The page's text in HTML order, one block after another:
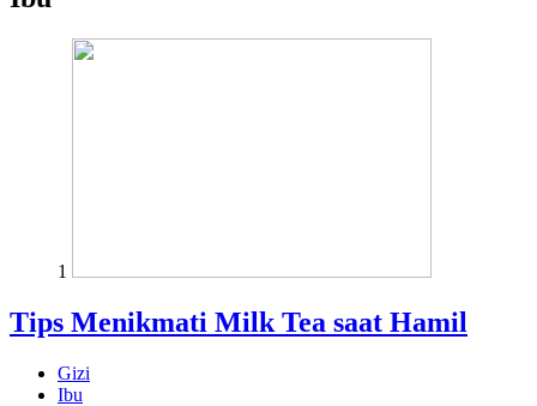
1
Tips Menikmati Milk Tea saat Hamil
Gizi
Ibu